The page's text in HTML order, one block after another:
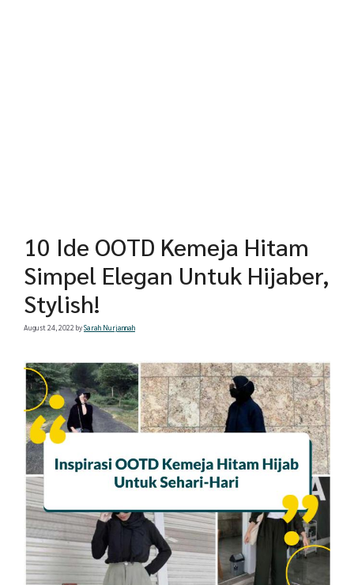
10 Ide OOTD Kemeja Hitam
Simpel Elegan Untuk Hijaber,
Stylish!
August 24, 2022 bySarah Nurjannah